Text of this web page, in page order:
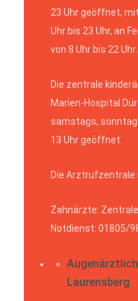
23 Uhr geöffnet,
Uhr bis 23 Uhr, an
von 8 Uhr bis 22 Uhr.
Die zentrale
Marien-Hospital
samstags,
13 Uhr geöffnet.
Die Arztrufzentrale
Zahnärzte:
Notdienst: 01805/
Laurensberg